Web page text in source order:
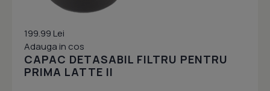
199.99 Lei
Adauga in cos
CAPAC DETASABIL FILTRU PENTRU
PRIMA LATTE II